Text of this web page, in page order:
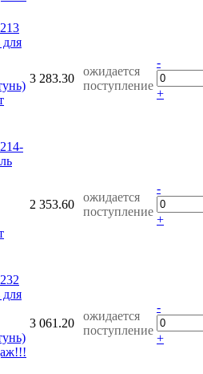
для
3 283.30
ожидается
поступление
-
+
2 353.60
ожидается
поступление
-
+
для
3 061.20
ожидается
поступление
-
+